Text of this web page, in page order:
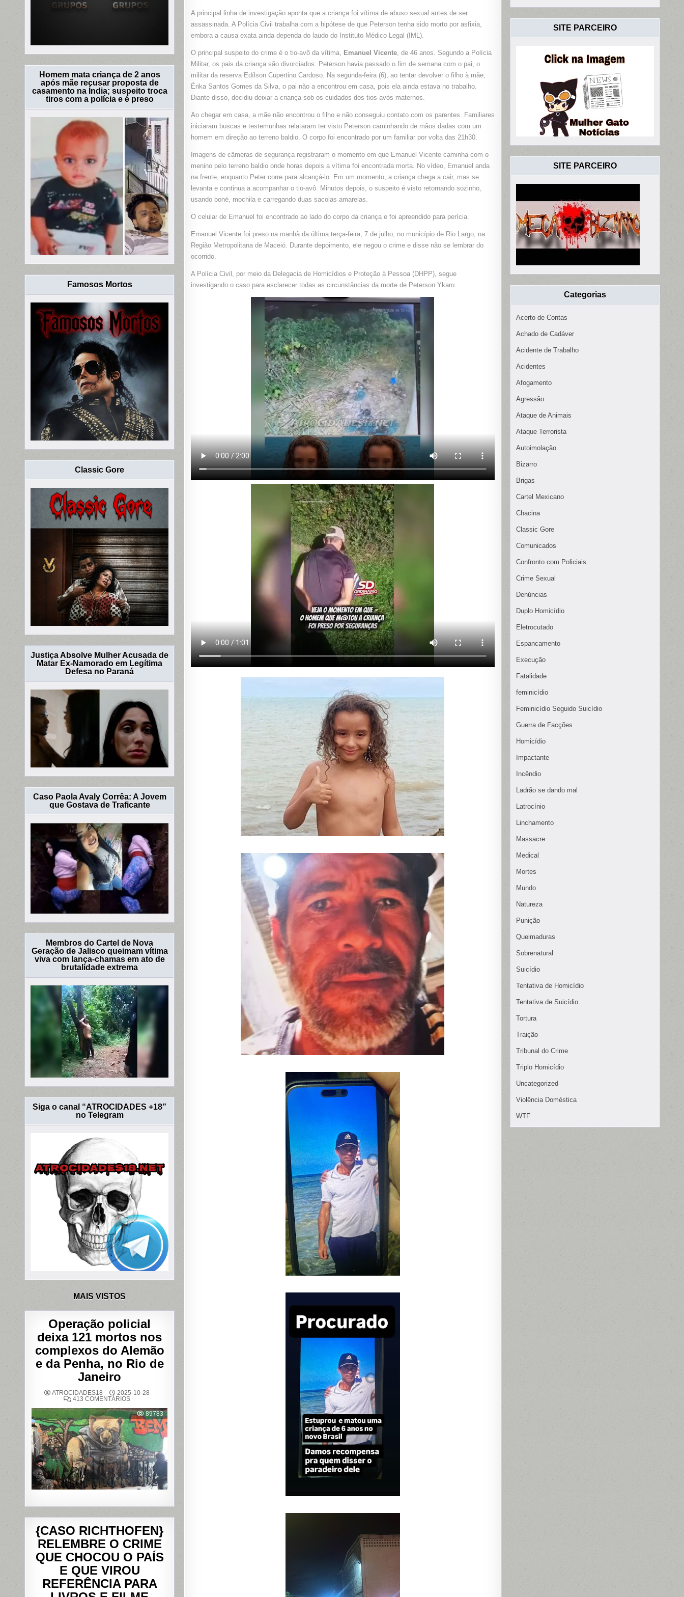
TERRENO
BALDIO
ONDE
EM
MACEIÓ
(AL)
A principal linha de investigação aponta que a criança foi vítima de abuso sexual antes de ser
assassinada. A Polícia Civil trabalha com a hipótese de que Peterson tenha sido morto por asfixia,
embora a causa exata ainda dependa do laudo do Instituto Médico Legal (IML).
O principal suspeito do crime é o tio-avô da vítima, Emanuel Vicente, de 46 anos. Segundo a Polícia
Militar, os pais da criança são divorciados. Peterson havia passado o fim de semana com o pai, o
militar da reserva Edílson Cupertino Cardoso. Na segunda-feira (6), ao tentar devolver o filho à mãe,
Érika Santos Gomes da Silva, o pai não a encontrou em casa, pois ela ainda estava no trabalho.
Diante disso, decidiu deixar a criança sob os cuidados dos tios-avós maternos.
Ao chegar em casa, a mãe não encontrou o filho e não conseguiu contato com os parentes. Familiares
iniciaram buscas e testemunhas relataram ter visto Peterson caminhando de mãos dadas com um
homem em direção ao terreno baldio. O corpo foi encontrado por um familiar por volta das 21h30.
Imagens de câmeras de segurança registraram o momento em que Emanuel Vicente caminha com o
menino pelo terreno baldio onde horas depois a vítima foi encontrada morta. No vídeo, Emanuel anda
na frente, enquanto Peter corre para alcançá-lo. Em um momento, a criança chega a cair, mas se
levanta e continua a acompanhar o tio-avô. Minutos depois, o suspeito é visto retornando sozinho,
usando boné, mochila e carregando duas sacolas amarelas.
O celular de Emanuel foi encontrado ao lado do corpo da criança e foi apreendido para perícia.
Emanuel Vicente foi preso na manhã da última terça-feira, 7 de julho, no município de Rio Largo, na
Região Metropolitana de Maceió. Durante depoimento, ele negou o crime e disse não se lembrar do
ocorrido.
A Polícia Civil, por meio da Delegacia de Homicídios e Proteção à Pessoa (DHPP), segue
investigando o caso para esclarecer todas as circunstâncias da morte de Peterson Ykaro.
Homem mata criança de 2 anos
após mãe recusar proposta de
casamento na Índia; suspeito troca
tiros com a polícia e é preso
Famosos Mortos
Classic Gore
Justiça Absolve Mulher Acusada de
Matar Ex-Namorado em Legítima
Defesa no Paraná
Caso Paola Avaly Corrêa: A Jovem
que Gostava de Traficante
Membros do Cartel de Nova
Geração de Jalisco queimam vítima
viva com lança-chamas em ato de
brutalidade extrema
Siga o canal “ATROCIDADES +18”
no Telegram
MAIS VISTOS
Operação policial
deixa 121 mortos nos
complexos do Alemão
e da Penha, no Rio de
Janeiro
ATROCIDADES18
2025-10-28
413 COMENTÁRIOSEM
POLICIAL
DEIXA
121
MORTOS
NOS
COMPLEXOS
DO
ALEMÃO
E
DA
PENHA,
NO
RIO
DE
89783
{CASO RICHTHOFEN}
RELEMBRE O CRIME
QUE CHOCOU O PAÍS
E QUE VIROU
REFERÊNCIA PARA
SITE PARCEIRO
SITE PARCEIRO
Categorias
Acerto de Contas
Achado de Cadáver
Acidente de Trabalho
Acidentes
Afogamento
Agressão
Ataque de Animais
Ataque Terrorista
Autoimolação
Bizarro
Brigas
Cartel Mexicano
Chacina
Classic Gore
Comunicados
Confronto com Policiais
Crime Sexual
Denúncias
Duplo Homicídio
Eletrocutado
Espancamento
Execução
Fatalidade
feminicídio
Feminicídio Seguido Suicídio
Guerra de Facções
Homicídio
Impactante
Incêndio
Ladrão se dando mal
Latrocínio
Linchamento
Massacre
Medical
Mortes
Mundo
Natureza
Punição
Queimaduras
Sobrenatural
Suicídio
Tentativa de Homicídio
Tentativa de Suicídio
Tortura
Traição
Tribunal do Crime
Triplo Homicídio
Uncategorized
Violência Doméstica
WTF